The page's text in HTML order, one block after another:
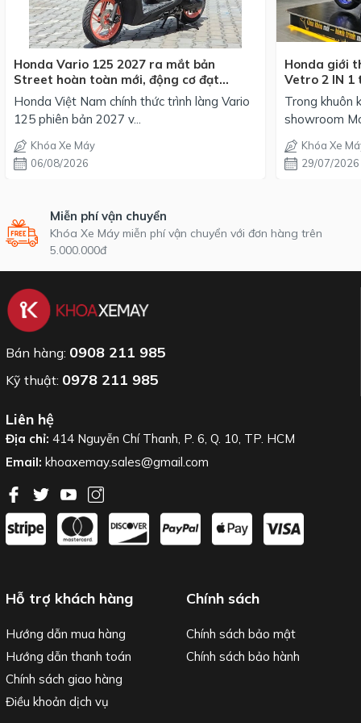
Honda Vario 125 2027 ra mắt bản
Street hoàn toàn mới, động cơ đạt
chuẩn EURO 4, giá từ 42,69 triệu đồng
Honda Việt Nam chính thức trình làng Vario
125 phiên bản 2027 v...
Khóa Xe Máy
06/08/2026
Honda giới
Vetro 2 IN 1
mỗi phối
Trong khuôn
showroom
Khóa Xe
29/07/2026
Miễn phí vận chuyển
Khóa Xe Máy miễn phí vận chuyển với đơn hàng trên
5.000.000đ
Bán hàng: 0908 211 985
Kỹ thuật: 0978 211 985
Liên hệ
Địa chỉ: 414 Nguyễn Chí Thanh, P. 6, Q. 10, TP. HCM
Email: khoaxemay.sales@gmail.com
Hỗ trợ khách hàng
Hướng dẫn mua hàng
Hướng dẫn thanh toán
Chính sách giao hàng
Điều khoản dịch vụ
Chính sách
Chính sách bảo mật
Chính sách bảo hành